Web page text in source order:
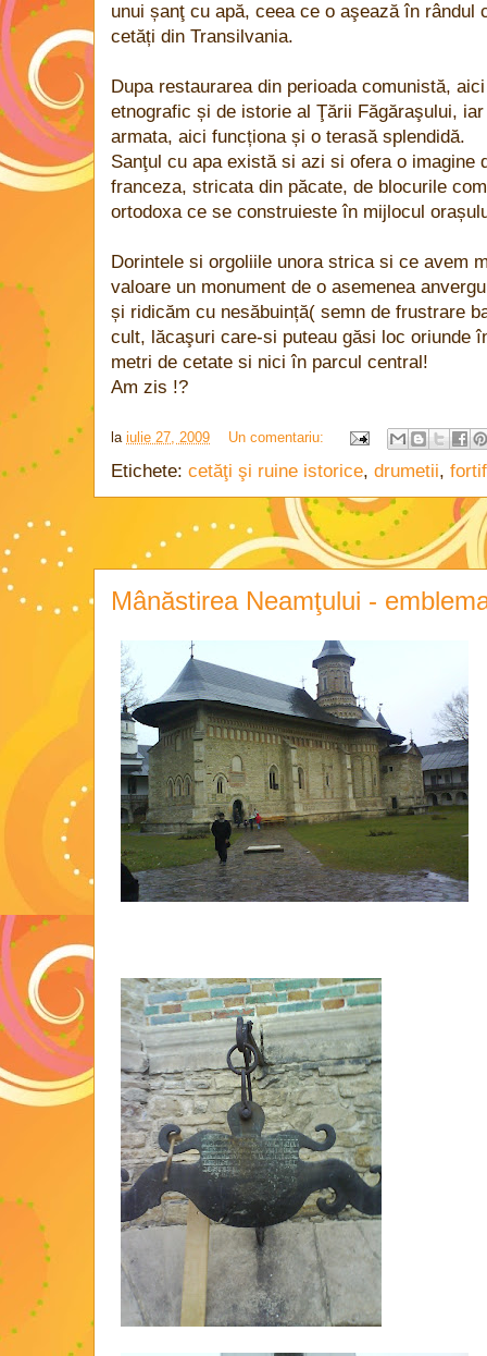
unui șanţ cu apă, ceea ce o aşează în
cetăți din Transilvania.
Dupa restaurarea din perioada comunistă,
etnografic și de istorie al Ţării Făgăraşului,
armata, aici funcționa și o terasă splendidă.
Sanţul cu apa există si azi si ofera o imagine
franceza, stricata din păcate, de blocurile
ortodoxa ce se construieste în mijlocul
Dorintele si orgoliile unora strica si ce avem
valoare un monument de o asemenea
și ridicăm cu nesăbuință( semn de frustrare
cult, lăcaşuri care-si puteau găsi loc oriunde
metri de cetate si nici în parcul central!
Am zis !?
la iulie 27, 2009 Un comentariu:
Etichete: cetăţi şi ruine istorice, drumetii,
Mânăstirea Neamţului -